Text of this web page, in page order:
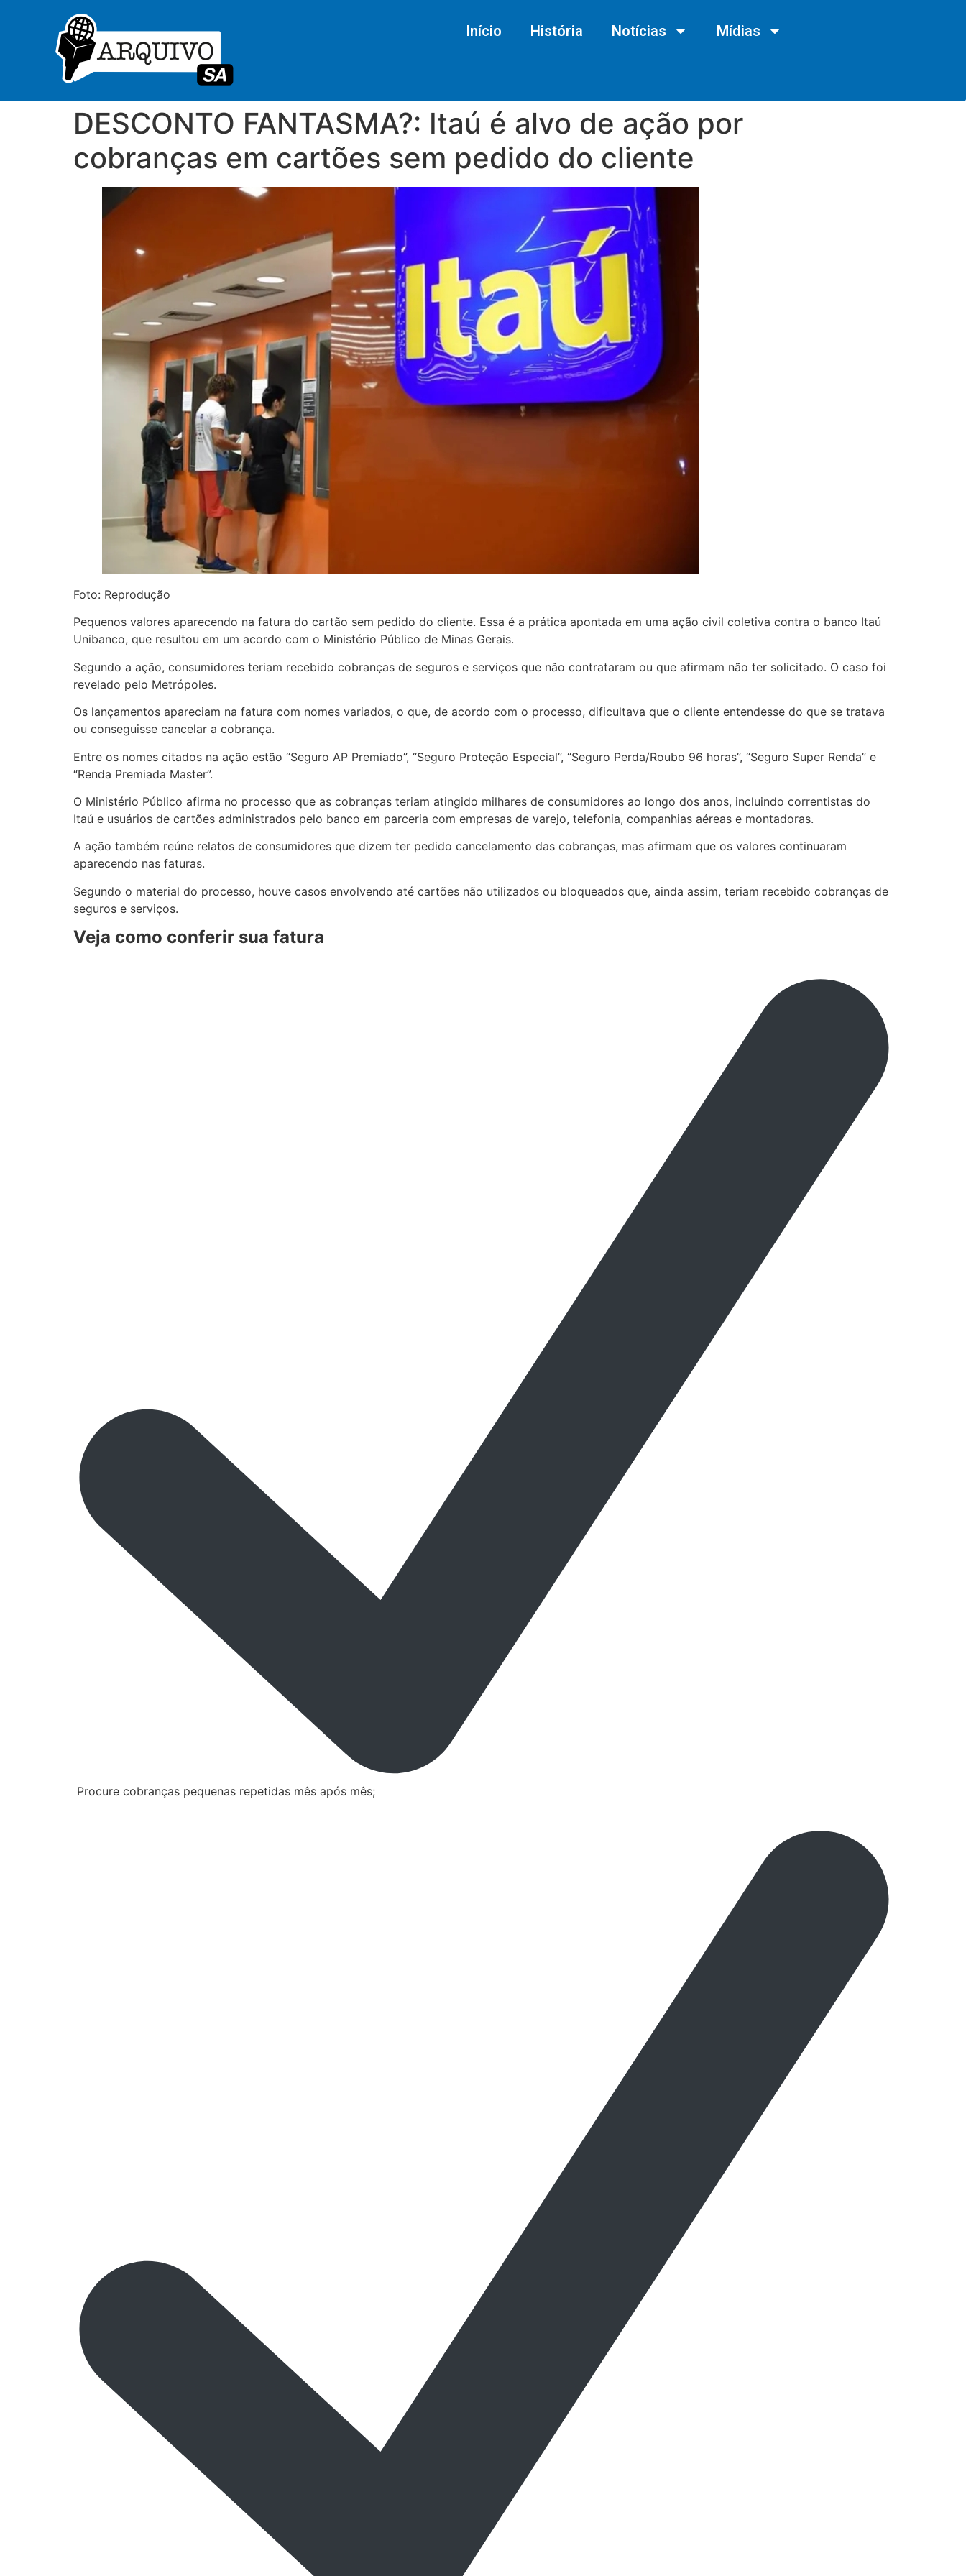
Início História Notícias Mídias
DESCONTO FANTASMA?: Itaú é alvo de ação por
cobranças em cartões sem pedido do cliente
Foto: Reprodução
Pequenos valores aparecendo na fatura do cartão sem pedido do cliente. Essa é a prática apontada em uma ação civil coletiva contra o banco Itaú
Unibanco, que resultou em um acordo com o Ministério Público de Minas Gerais.
Segundo a ação, consumidores teriam recebido cobranças de seguros e serviços que não contrataram ou que afirmam não ter solicitado. O caso foi
revelado pelo Metrópoles.
Os lançamentos apareciam na fatura com nomes variados, o que, de acordo com o processo, dificultava que o cliente entendesse do que se tratava
ou conseguisse cancelar a cobrança.
Entre os nomes citados na ação estão “Seguro AP Premiado”, “Seguro Proteção Especial”, “Seguro Perda/Roubo 96 horas”, “Seguro Super Renda” e
“Renda Premiada Master”.
O Ministério Público afirma no processo que as cobranças teriam atingido milhares de consumidores ao longo dos anos, incluindo correntistas do
Itaú e usuários de cartões administrados pelo banco em parceria com empresas de varejo, telefonia, companhias aéreas e montadoras.
A ação também reúne relatos de consumidores que dizem ter pedido cancelamento das cobranças, mas afirmam que os valores continuaram
aparecendo nas faturas.
Segundo o material do processo, houve casos envolvendo até cartões não utilizados ou bloqueados que, ainda assim, teriam recebido cobranças de
seguros e serviços.
Veja como conferir sua fatura
Procure cobranças pequenas repetidas mês após mês;